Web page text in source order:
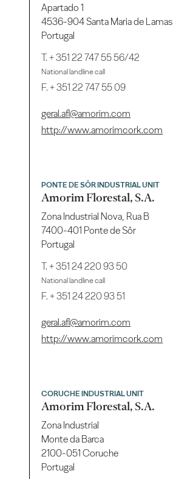
Apartado 1
4536-904 Santa Maria de Lamas
Portugal
T.+ 351 22 747 55 56/42
National landline call
F. + 351 22 747 55 09
geral.afl@amorim.com
http://www.amorimcork.com
PONTE DE SÔR INDUSTRIAL UNIT
Amorim Florestal, S.A.
Zona Industrial Nova, Rua B
7400-401 Ponte de Sôr
Portugal
T.+ 351 24 220 93 50
National landline call
F. + 351 24 220 93 51
geral.afl@amorim.com
http://www.amorimcork.com
CORUCHE INDUSTRIAL UNIT
Amorim Florestal, S.A.
Zona Industrial
Monte da Barca
2100-051 Coruche
Portugal